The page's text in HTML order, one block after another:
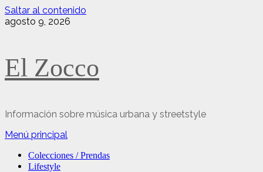
Saltar al contenido
agosto 9, 2026
El Zocco
Información sobre música urbana y streetstyle
Menú principal
Colecciones / Prendas
Lifestyle